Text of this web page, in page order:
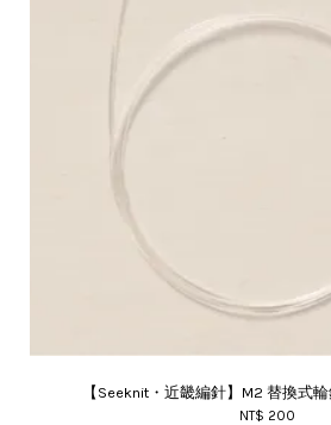
【Seeknit・近畿編針】M2 替換式
NT$ 200